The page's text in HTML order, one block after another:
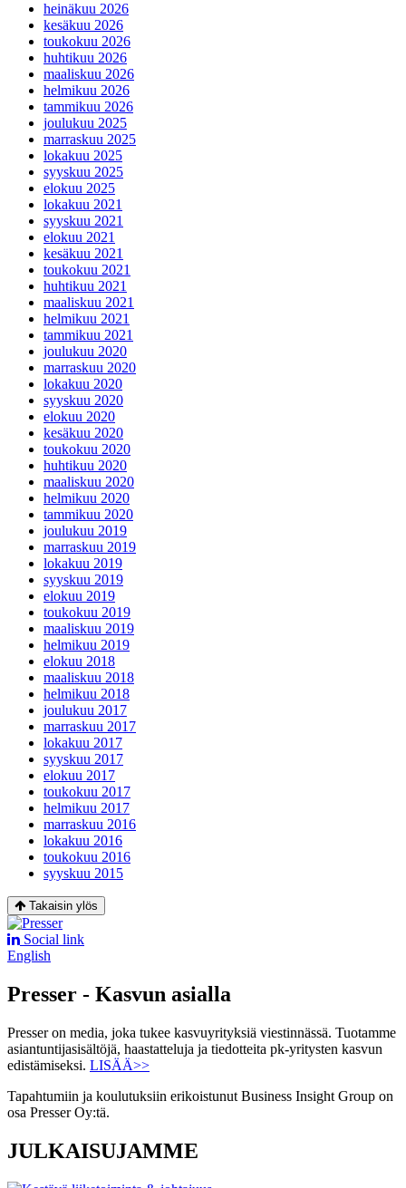
heinäkuu 2026
kesäkuu 2026
toukokuu 2026
huhtikuu 2026
maaliskuu 2026
helmikuu 2026
tammikuu 2026
joulukuu 2025
marraskuu 2025
lokakuu 2025
syyskuu 2025
elokuu 2025
lokakuu 2021
syyskuu 2021
elokuu 2021
kesäkuu 2021
toukokuu 2021
huhtikuu 2021
maaliskuu 2021
helmikuu 2021
tammikuu 2021
joulukuu 2020
marraskuu 2020
lokakuu 2020
syyskuu 2020
elokuu 2020
kesäkuu 2020
toukokuu 2020
huhtikuu 2020
maaliskuu 2020
helmikuu 2020
tammikuu 2020
joulukuu 2019
marraskuu 2019
lokakuu 2019
syyskuu 2019
elokuu 2019
toukokuu 2019
maaliskuu 2019
helmikuu 2019
elokuu 2018
maaliskuu 2018
helmikuu 2018
joulukuu 2017
marraskuu 2017
lokakuu 2017
syyskuu 2017
elokuu 2017
toukokuu 2017
helmikuu 2017
marraskuu 2016
lokakuu 2016
toukokuu 2016
syyskuu 2015
Takaisin ylös
Social link
English
Presser - Kasvun asialla
Presser on media, joka tukee kasvuyrityksiä viestinnässä. Tuotamme
asiantuntijasisältöjä, haastatteluja ja tiedotteita pk-yritysten kasvun
edistämiseksi. LISÄÄ>>
Tapahtumiin ja koulutuksiin erikoistunut Business Insight Group on
osa Presser Oy:tä.
JULKAISUJAMME